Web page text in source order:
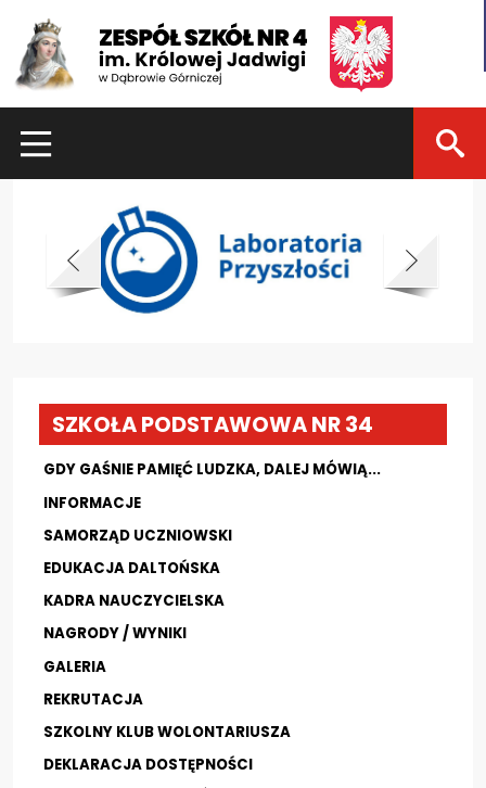
Dla uczniów
Dzień otwarty 2021
Kadra nauczycielska
Dla rodziców
Nieodpłatna pomoc prawna i poradnictwo...
Kadra nauczycielska
Druki do pobrania
Zajęcia pozalekcyjne
Wszystko o wszawicy
Zespół szkół nr 4 im Królowej
SZKOŁA PODSTAWOWA NR 34
GDY GAŚNIE PAMIĘĆ LUDZKA, DALEJ MÓWIĄ...
INFORMACJE
SAMORZĄD UCZNIOWSKI
EDUKACJA DALTOŃSKA
KADRA NAUCZYCIELSKA
NAGRODY / WYNIKI
GALERIA
REKRUTACJA
SZKOLNY KLUB WOLONTARIUSZA
DEKLARACJA DOSTĘPNOŚCI